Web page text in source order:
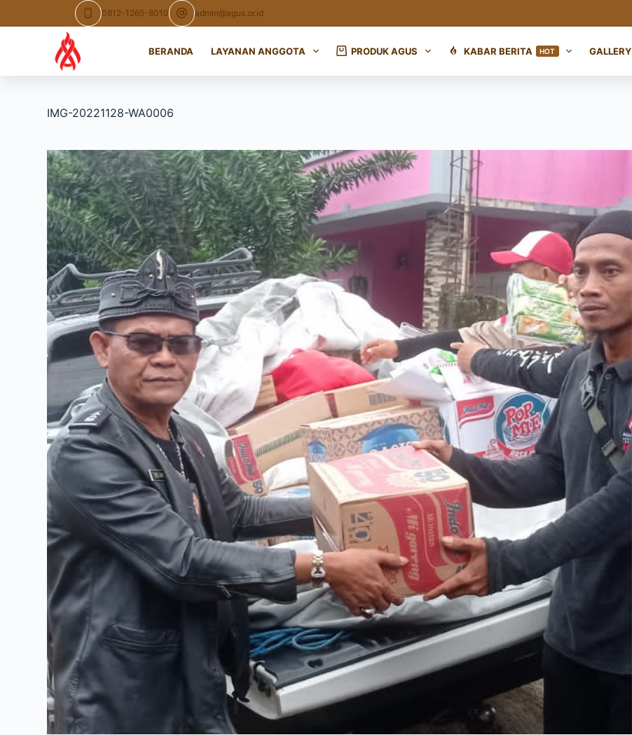
to
0812-1265-8010 admin@agus.or.id
BERANDA LAYANAN ANGGOTA PRODUK AGUS KABAR BERITA HOT GALLERY
IMG-20221128-WA0006